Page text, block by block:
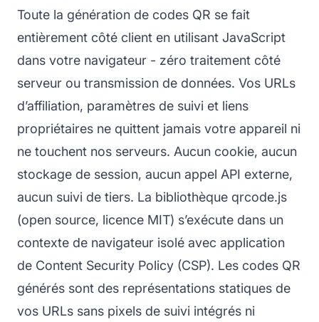
Toute la génération de codes QR se fait
entièrement côté client en utilisant JavaScript
dans votre navigateur - zéro traitement côté
serveur ou transmission de données. Vos URLs
d’affiliation, paramètres de suivi et liens
propriétaires ne quittent jamais votre appareil ni
ne touchent nos serveurs. Aucun cookie, aucun
stockage de session, aucun appel API externe,
aucun suivi de tiers. La bibliothèque qrcode.js
(open source, licence MIT) s’exécute dans un
contexte de navigateur isolé avec application
de Content Security Policy (CSP). Les codes QR
générés sont des représentations statiques de
vos URLs sans pixels de suivi intégrés ni